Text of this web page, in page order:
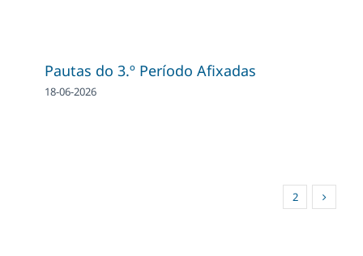
Pautas do 3.º Período Afixadas
18-06-2026
2